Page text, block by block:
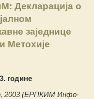
Декларација о
заједнице
Метохије
године
2003 (ЕРПКИМ Инфо-